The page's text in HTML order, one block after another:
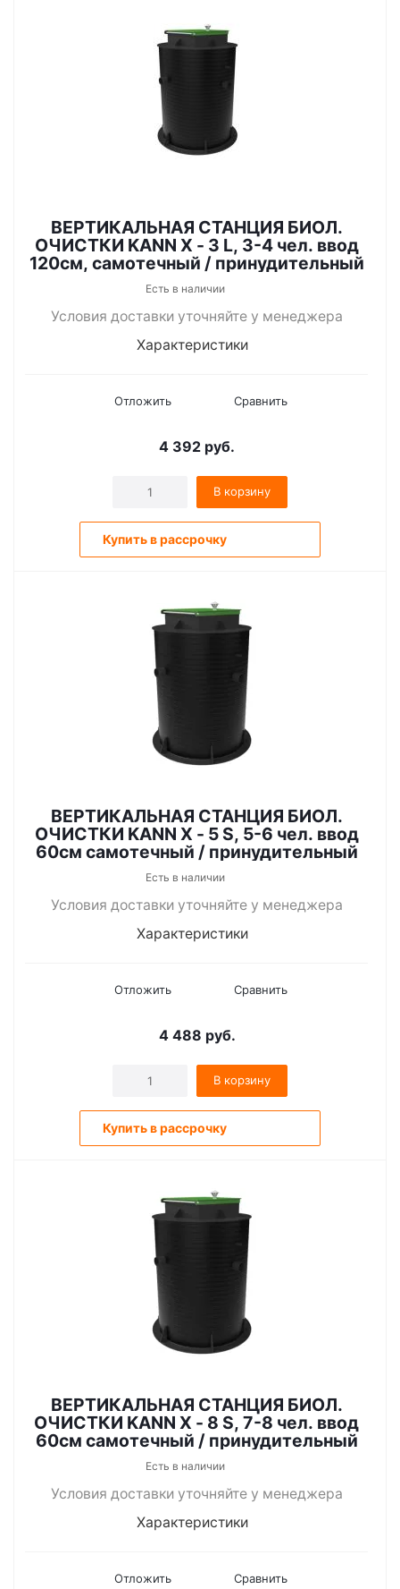
ВЕРТИКАЛЬНАЯ СТАНЦИЯ БИОЛ.
ОЧИСТКИ KANN X - 3 L, 3-4 чел. ввод
120см, самотечный / принудительный
Есть в наличии
Условия доставки уточняйте у менеджера
Характеристики
Отложить Сравнить
4 392 руб.
В корзину
Купить в рассрочку
ВЕРТИКАЛЬНАЯ СТАНЦИЯ БИОЛ.
ОЧИСТКИ KANN X - 5 S, 5-6 чел. ввод
60см самотечный / принудительный
Есть в наличии
Условия доставки уточняйте у менеджера
Характеристики
Отложить Сравнить
4 488 руб.
В корзину
Купить в рассрочку
ВЕРТИКАЛЬНАЯ СТАНЦИЯ БИОЛ.
ОЧИСТКИ KANN X - 8 S, 7-8 чел. ввод
60см самотечный / принудительный
Есть в наличии
Условия доставки уточняйте у менеджера
Характеристики
Отложить Сравнить